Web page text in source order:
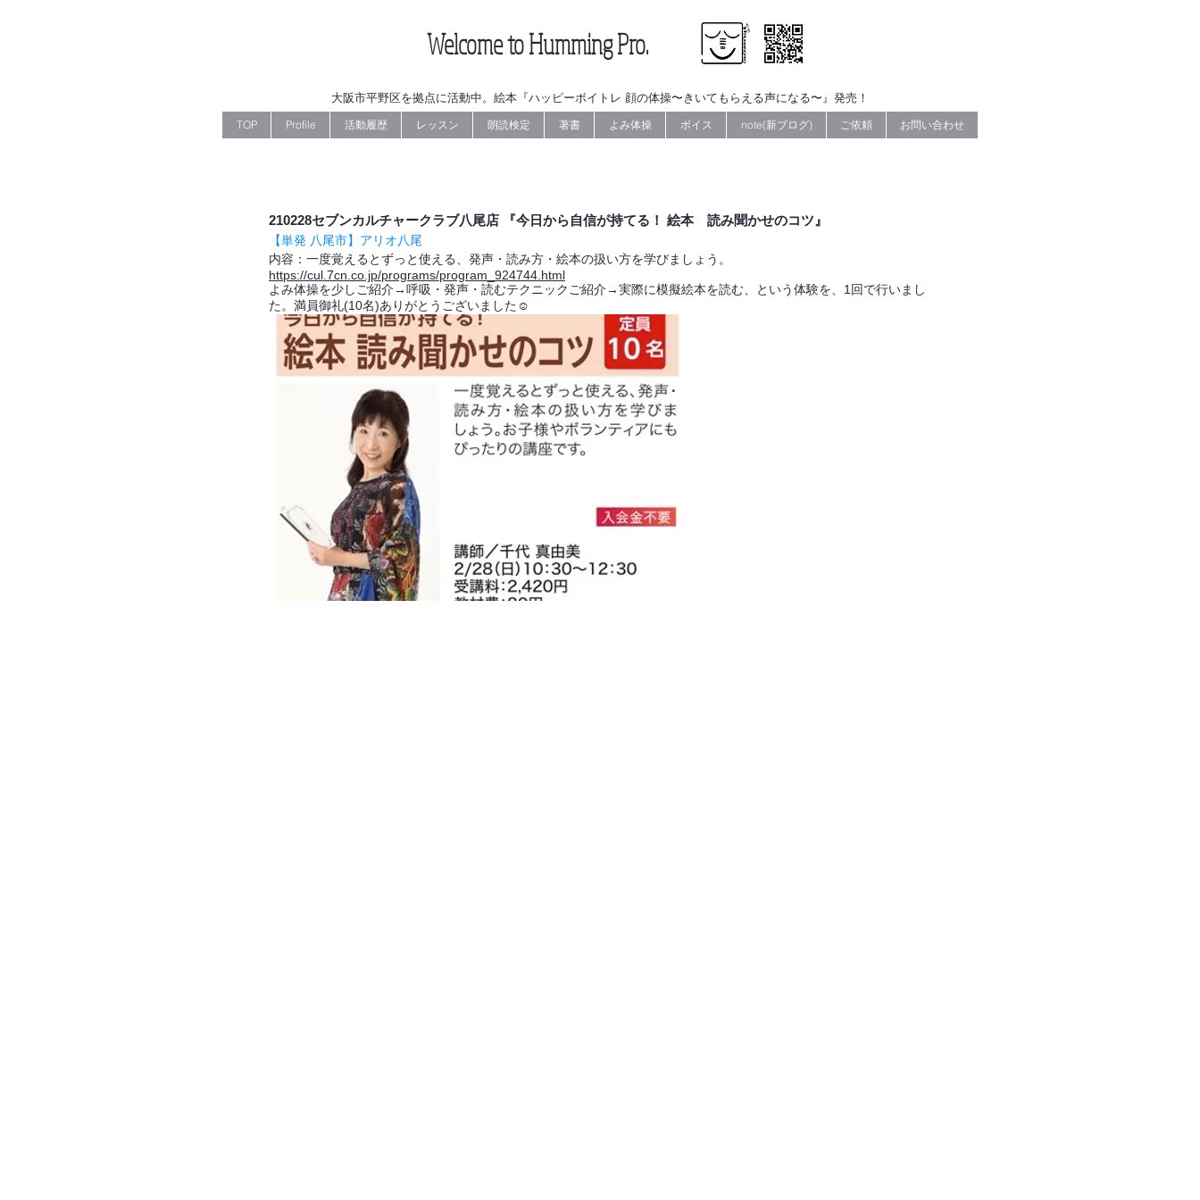
Welcome to Humming Pro.
大阪市平野区を拠点に活動中。絵本『ハッピーボイトレ 顔の体操〜きいてもらえる声になる〜』発売！
TOP
Profile 活動履歴 レッスン 朗読検定 著書 よみ体操 ボイス note(新ブログ) ご依頼 お問い合わせ
210228セブンカルチャークラブ八尾店 『今日から自信が持てる！ 絵本 読み聞かせのコツ』
【単発 八尾市】アリオ八尾
内容：一度覚えるとずっと使える、発声・読み方・絵本の扱い方を学びましょう。
https://cul.7cn.co.jp/programs/program_924744.html
よみ体操を少しご紹介→呼吸・発声・読むテクニックご紹介→実際に模擬絵本を読む、という体験を、1回で行いまし
た。満員御礼(10名)ありがとうございました☺️